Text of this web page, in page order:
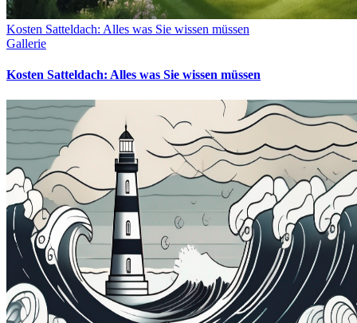
Kosten Satteldach: Alles was Sie wissen müssen
Gallerie
Kosten Satteldach: Alles was Sie wissen müssen